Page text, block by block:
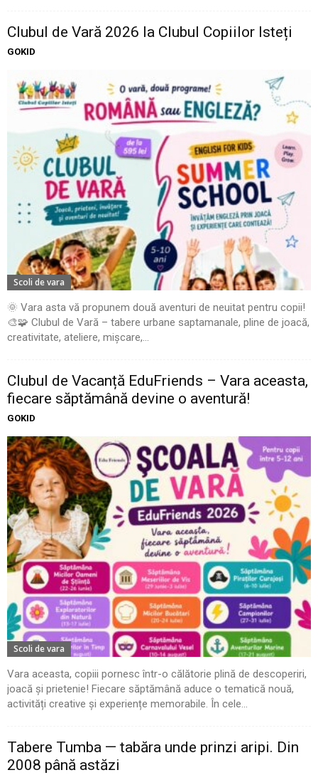
Clubul de Vară 2026 la Clubul Copiilor Isteți
GOKID
Scoli de vara
🌞 Vara asta vă propunem două aventuri de neuitat pentru copii!
🎨🧩 Clubul de Vară – tabere urbane saptamanale, pline de joacă,
creativitate, ateliere, mișcare,...
Clubul de Vacanță EduFriends – Vara aceasta,
fiecare săptămână devine o aventură!
GOKID
Scoli de vara
Vara aceasta, copiii pornesc într-o călătorie plină de descoperiri,
joacă și prietenie! Fiecare săptămână aduce o tematică nouă,
activități creative și experiențe memorabile. În cele...
Tabere Tumba — tabăra unde prinzi aripi. Din
2008 până astăzi